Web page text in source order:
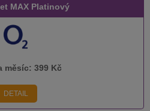
MAX Platinový
měsíc: 399 Kč
DETAIL